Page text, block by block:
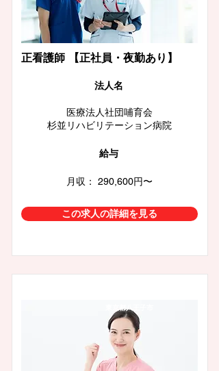
正看護師 【正社員・夜勤あり】
​法人名
医療法人社団哺育会
杉並リハビリテーション病院
給与
月収： 290,600円〜
この求人の詳細を見る
東京都八王子市